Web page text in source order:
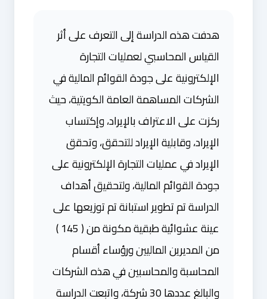
هدفت هذه الدراسة إلى التعرف على أثر
القياس المحاسبي لعمليات التجارة
الإلكترونية على جودة القوائم المالية في
الشركات المساهمة العامة الكويتية، حيث
ركزت على الاعتراف بالإيراد، وإكتساب
الإيراد، وقابلية الإيراد للتحقق، وتحقق
الإيراد في عمليات التجارة الإلكترونية على
جودة القوائم المالية، ولتحقيق أهداف
الدراسة تم تطوير استبانة تم توزيعها على
عينة عشوائية طبقية مكونة من ( 145 )
من المديرين الماليين ورؤساء أقسام
المحاسبة والمحاسبين في هذه الشركات
والبالغ عددها 30 شركة، واتبعت الدراسة